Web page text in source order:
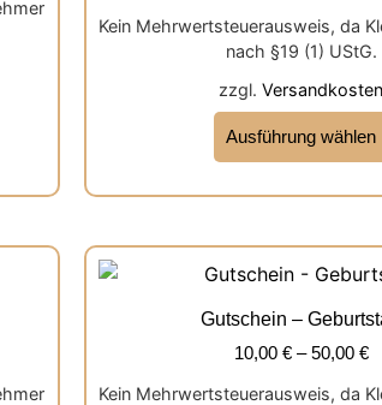
Kein Mehrwertsteuerausweis, da
nach §19 (1) UStG.
zzgl.Versandkosten
Ausführung wählen
Gutschein –
10,00 €–50,00 €
Kein Mehrwertsteuerausweis, da